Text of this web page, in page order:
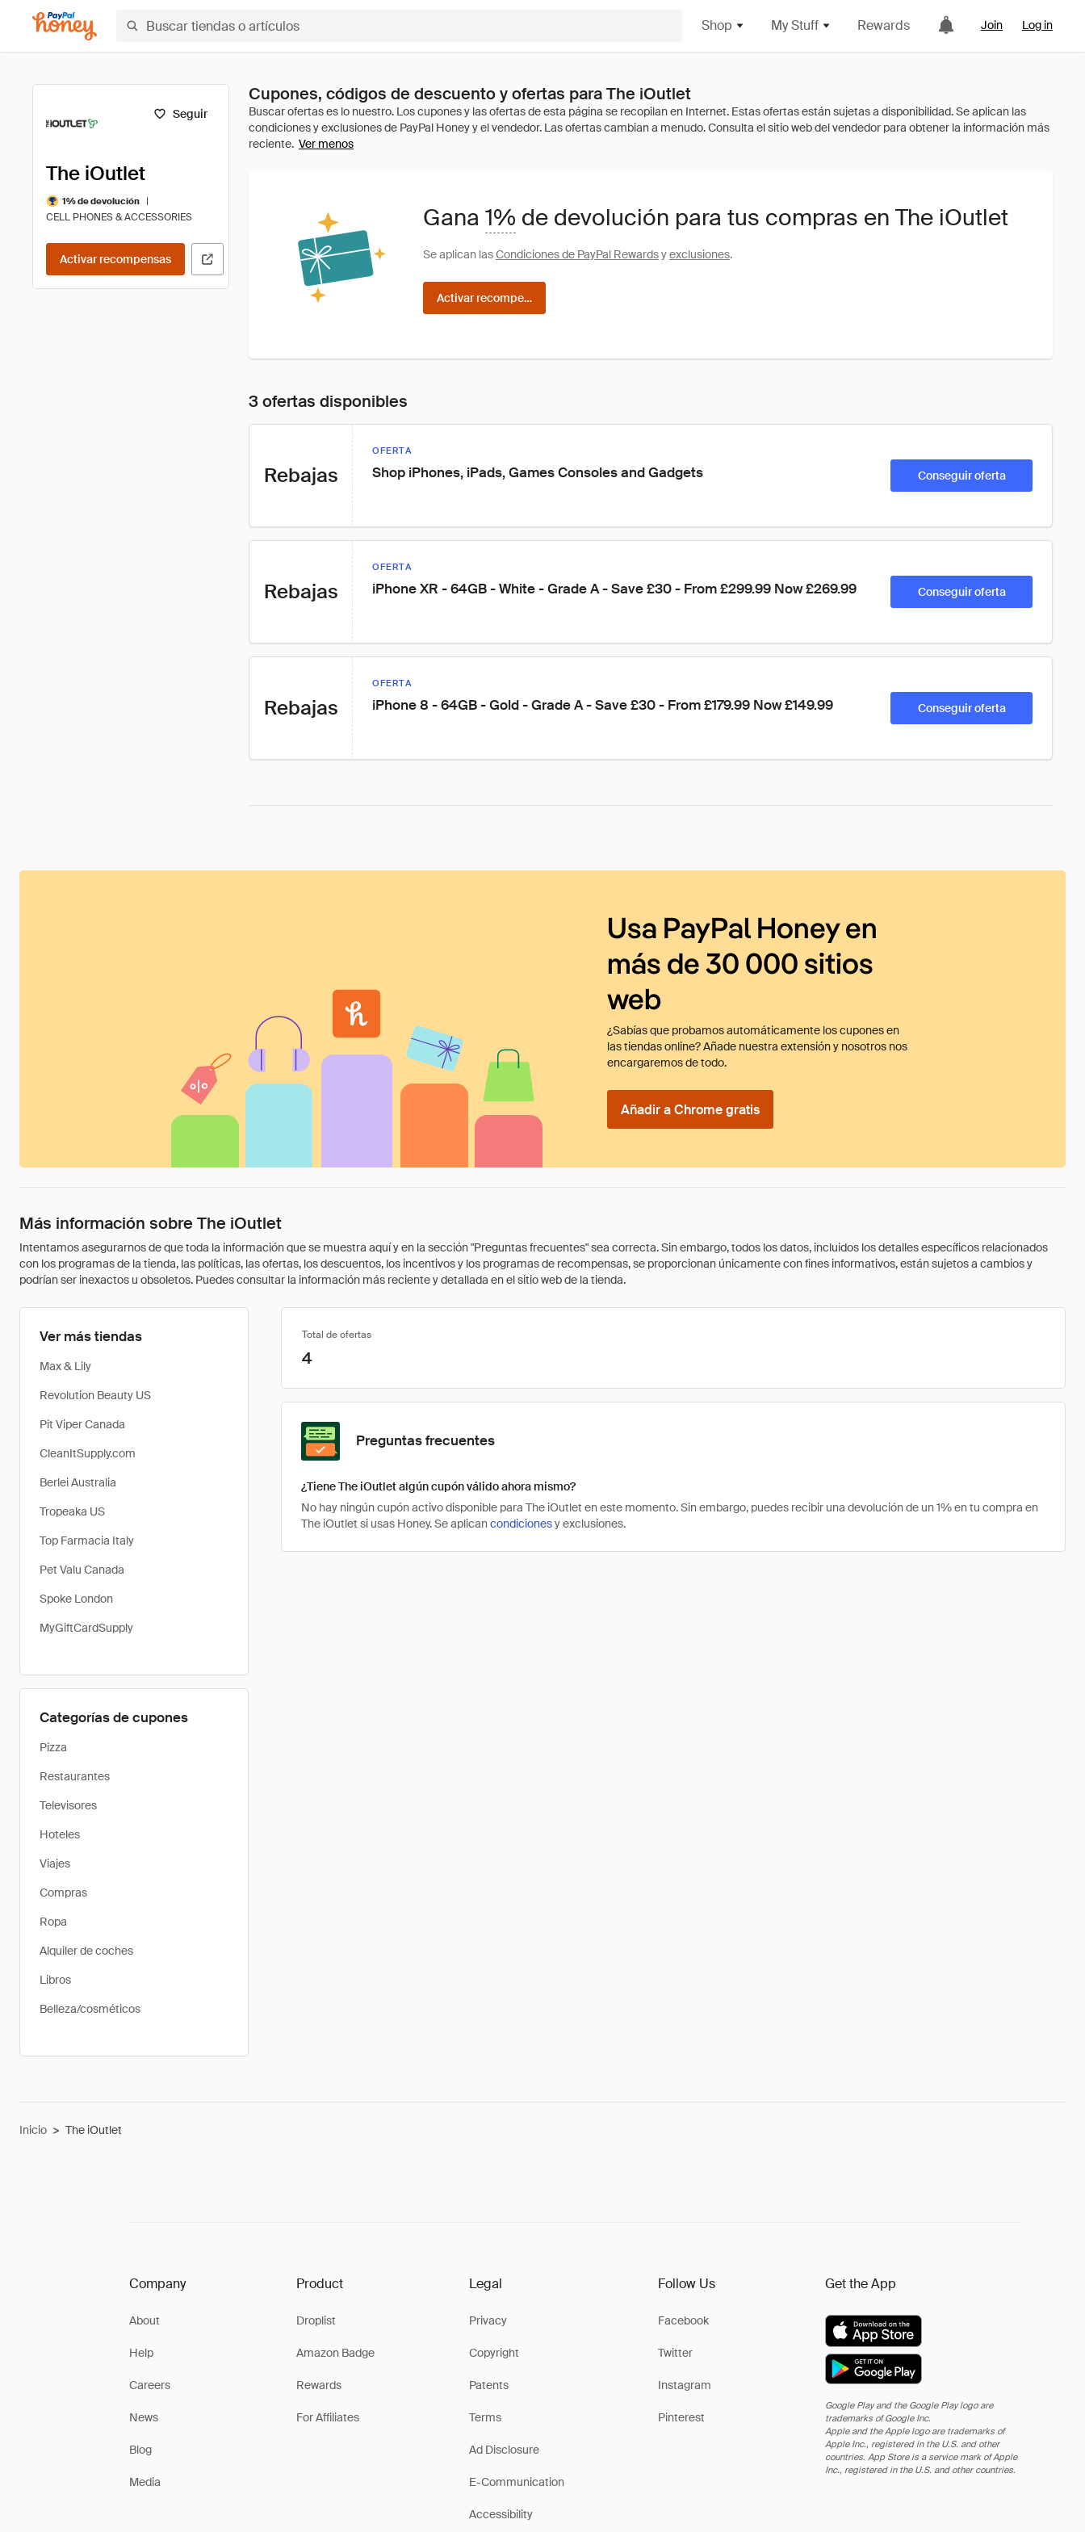
Shop My Stuff Rewards Join Log in
Seguir
The iOutlet
1% de devolución
|
CELL PHONES & ACCESSORIES
Activar recompensas
Cupones, códigos de descuento y ofertas para The iOutlet
Ver menos
Gana 1% de devolución para tus compras en The iOutlet
Se aplican lasCondiciones de PayPal Rewardsyexclusiones.
Activar recompensas
3 ofertas disponibles
Rebajas
OFERTA
Shop iPhones, iPads, Games Consoles and Gadgets Conseguir oferta
Rebajas
OFERTA
iPhone XR - 64GB - White - Grade A - Save £30 - From £299.99 Now £269.99 Conseguir oferta
Rebajas
OFERTA
iPhone 8 - 64GB - Gold - Grade A - Save £30 - From £179.99 Now £149.99 Conseguir oferta
Usa PayPal Honey en
más de 30 000 sitios
web
¿Sabías que probamos automáticamente los cupones en
las tiendas online? Añade nuestra extensión y nosotros nos
encargaremos de todo.
Añadir a Chrome gratis
Más información sobre The iOutlet
Intentamos asegurarnos de que toda la información que se muestra aquí y en la sección "Preguntas frecuentes" sea correcta. Sin embargo, todos los datos, incluidos los detalles específicos relacionados
con los programas de la tienda, las políticas, las ofertas, los descuentos, los incentivos y los programas de recompensas, se proporcionan únicamente con fines informativos, están sujetos a cambios y
podrían ser inexactos u obsoletos. Puedes consultar la información más reciente y detallada en el sitio web de la tienda.
Ver más tiendas
Max & Lily
Revolution Beauty US
Pit Viper Canada
CleanItSupply.com
Berlei Australia
Tropeaka US
Top Farmacia Italy
Pet Valu Canada
Spoke London
MyGiftCardSupply
Categorías de cupones
Pizza
Restaurantes
Televisores
Hoteles
Viajes
Compras
Ropa
Alquiler de coches
Libros
Belleza/cosméticos
Total de ofertas
4
Preguntas frecuentes
¿Tiene The iOutlet algún cupón válido ahora mismo?
No hay ningún cupón activo disponible para The iOutlet en este momento. Sin embargo, puedes recibir una devolución de un 1% en tu compra en
The iOutlet si usas Honey. Se aplicancondicionesy exclusiones.
Inicio > The iOutlet
Company
About
Help
Careers
News
Blog
Media
Product
Droplist
Amazon Badge
Rewards
For Affiliates
Legal
Privacy
Copyright
Patents
Terms
Ad Disclosure
E-Communication
Accessibility
Follow Us
Facebook
Twitter
Instagram
Pinterest
Get the App
Google Play and the Google Play logo are
trademarks of Google Inc.
Apple and the Apple logo are trademarks of
Apple Inc., registered in the U.S. and other
countries. App Store is a service mark of Apple
Inc., registered in the U.S. and other countries.